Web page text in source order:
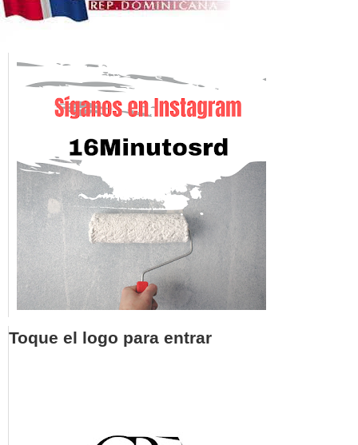
Toque el logo para entrar